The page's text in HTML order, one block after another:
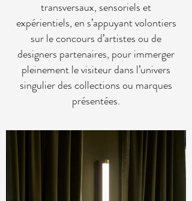
transversaux, sensoriels et
expérientiels, en s’appuyant volontiers
sur le concours d’artistes ou de
designers partenaires, pour immerger
pleinement le visiteur dans l’univers
singulier des collections ou marques
présentées.